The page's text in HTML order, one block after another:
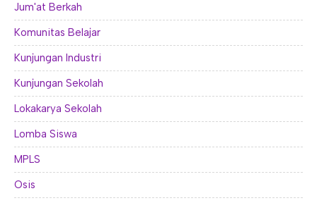
Jum'at Berkah
Komunitas Belajar
Kunjungan Industri
Kunjungan Sekolah
Lokakarya Sekolah
Lomba Siswa
MPLS
Osis